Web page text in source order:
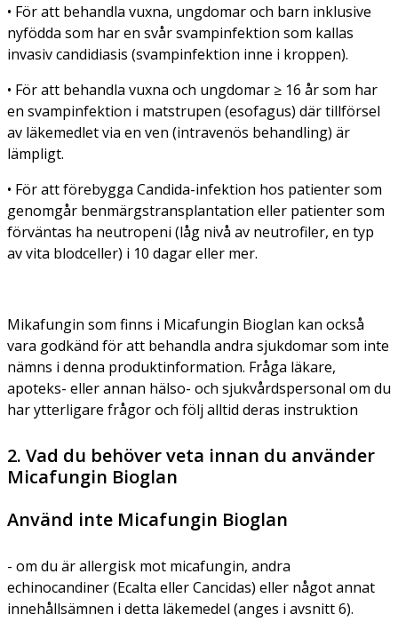
• För att behandla vuxna, ungdomar och barn inklusive
nyfödda som har en svår svampinfektion som kallas
invasiv candidiasis (svampinfektion inne i kroppen).
• För att behandla vuxna och ungdomar ≥ 16 år som har
en svampinfektion i matstrupen (esofagus) där tillförsel
av läkemedlet via en ven (intravenös behandling) är
lämpligt.
• För att förebygga Candida-infektion hos patienter som
genomgår benmärgstransplantation eller patienter som
förväntas ha neutropeni (låg nivå av neutrofiler, en typ
av vita blodceller) i 10 dagar eller mer.
Mikafungin som finns i Micafungin Bioglan kan också
vara godkänd för att behandla andra sjukdomar som inte
nämns i denna produktinformation. Fråga läkare,
apoteks- eller annan hälso- och sjukvårdspersonal om du
har ytterligare frågor och följ alltid deras instruktion
2. Vad du behöver veta innan du använder
Micafungin Bioglan
Använd inte Micafungin Bioglan
- om du är allergisk mot micafungin, andra
echinocandiner (Ecalta eller Cancidas) eller något annat
innehållsämnen i detta läkemedel (anges i avsnitt 6).